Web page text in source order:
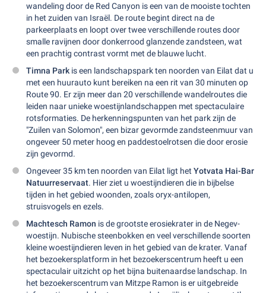
wandeling door de Red Canyon is een van de mooiste tochten
in het zuiden van Israël. De route begint direct na de
parkeerplaats en loopt over twee verschillende routes door
smalle ravijnen door donkerrood glanzende zandsteen, wat
een prachtig contrast vormt met de blauwe lucht.
Timna Park is een landschapspark ten noorden van Eilat dat u
met een huurauto kunt bereiken na een rit van 30 minuten op
Route 90. Er zijn meer dan 20 verschillende wandelroutes die
leiden naar unieke woestijnlandschappen met spectaculaire
rotsformaties. De herkenningspunten van het park zijn de
"Zuilen van Solomon", een bizar gevormde zandsteenmuur van
ongeveer 50 meter hoog en paddestoelrotsen die door erosie
zijn gevormd.
Ongeveer 35 km ten noorden van Eilat ligt het Yotvata Hai-Bar
Natuurreservaat. Hier ziet u woestijndieren die in bijbelse
tijden in het gebied woonden, zoals oryx-antilopen,
struisvogels en ezels.
Machtesch Ramon is de grootste erosiekrater in de Negev-
woestijn. Nubische steenbokken en veel verschillende soorten
kleine woestijndieren leven in het gebied van de krater. Vanaf
het bezoekersplatform in het bezoekerscentrum heeft u een
spectaculair uitzicht op het bijna buitenaardse landschap. In
het bezoekerscentrum van Mitzpe Ramon is er uitgebreide